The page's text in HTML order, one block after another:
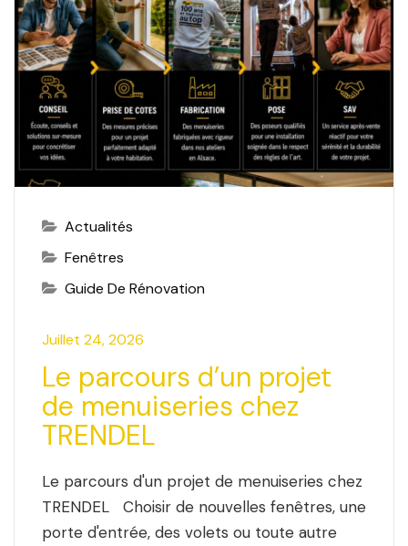
Actualités
Fenêtres
Guide De Rénovation
Juillet 24, 2026
Le parcours d’un projet
de menuiseries chez
TRENDEL
Le parcours d'un projet de menuiseries chez
TRENDEL Choisir de nouvelles fenêtres, une
porte d'entrée, des volets ou toute autre